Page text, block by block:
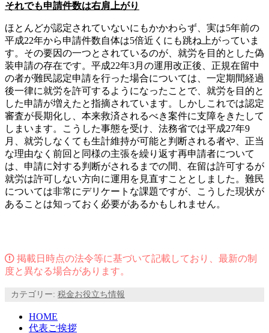
それでも申請件数は右肩上がり
ほとんどが認定されていないにもかかわらず、実は5年前の
平成22年から申請件数自体は5倍近くにも跳ね上がっていま
す。その要因の一つとされているのが、就労を目的とした偽
装申請の存在です。平成22年3月の運用改正後、正規在留中
の者が難民認定申請を行った場合については、一定期間経過
後一律に就労を許可するようになったことで、就労を目的と
した申請が増えたと指摘されています。しかしこれでは認定
審査が長期化し、本来救済されるべき案件に支障をきたして
しまいます。こうした事態を受け、法務省では平成27年9
月、就労しなくても生計維持が可能と判断される者や、正当
な理由なく前回と同様の主張を繰り返す再申請者について
は、申請に対する判断がされるまでの間、在留は許可するが
就労は許可しない方向に運用を見直すこととしました。難民
については非常にデリケートな課題ですが、こうした現状が
あることは知っておく必要があるかもしれません。
掲載日時点の法令等に基づいて記載しており、最新の制
度と異なる場合があります。
カテゴリー: 税金お役立ち情報
HOME
代表ご挨拶